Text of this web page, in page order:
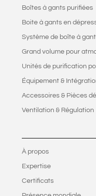
Boîtes à gants purifiées
Boite à gants en
Système de boîte à
Grand volume pour
Unités de purification
Équipement &
Accessoires & Pièces
Ventilation & Régulation
À propos
Expertise
Certificats